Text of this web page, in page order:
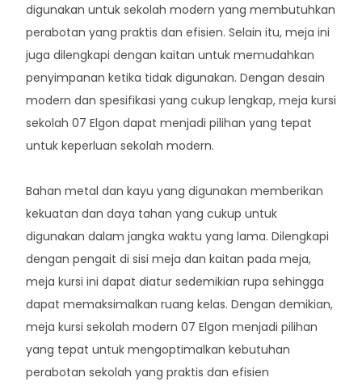
digunakan untuk sekolah modern yang membutuhkan
perabotan yang praktis dan efisien. Selain itu, meja ini
juga dilengkapi dengan kaitan untuk memudahkan
penyimpanan ketika tidak digunakan. Dengan desain
modern dan spesifikasi yang cukup lengkap, meja kursi
sekolah 07 Elgon dapat menjadi pilihan yang tepat
untuk keperluan sekolah modern.
Bahan metal dan kayu yang digunakan memberikan
kekuatan dan daya tahan yang cukup untuk
digunakan dalam jangka waktu yang lama. Dilengkapi
dengan pengait di sisi meja dan kaitan pada meja,
meja kursi ini dapat diatur sedemikian rupa sehingga
dapat memaksimalkan ruang kelas. Dengan demikian,
meja kursi sekolah modern 07 Elgon menjadi pilihan
yang tepat untuk mengoptimalkan kebutuhan
perabotan sekolah yang praktis dan efisien